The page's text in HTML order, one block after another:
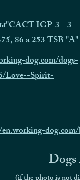
IGP-3 - 3
86 a 253 TSB "A"
dog.com/dogs-
Love--Spirit-